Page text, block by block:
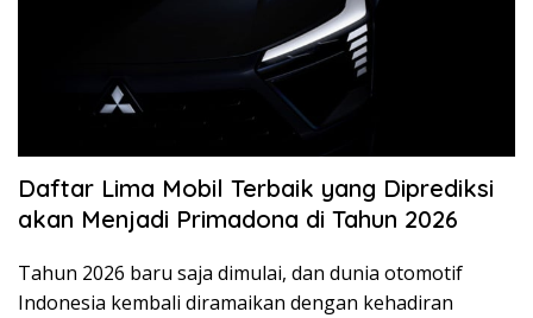
Daftar Lima Mobil Terbaik yang Diprediksi
akan Menjadi Primadona di Tahun 2026
Tahun 2026 baru saja dimulai, dan dunia otomotif
Indonesia kembali diramaikan dengan kehadiran